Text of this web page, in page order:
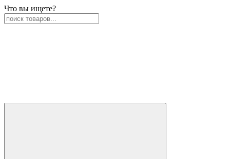
Что вы ищете?